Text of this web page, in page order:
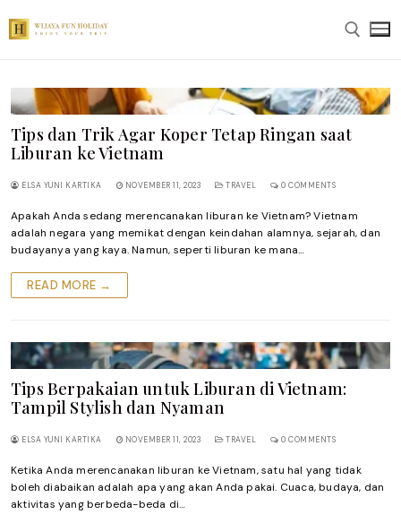
content
Search for:
Tips dan Trik Agar Koper Tetap Ringan saat
Liburan ke Vietnam
ELSA YUNI KARTIKA NOVEMBER 11, 2023 TRAVEL 0 COMMENTS
Apakah Anda sedang merencanakan liburan ke Vietnam? Vietnam
adalah negara yang memikat dengan keindahan alamnya, sejarah, dan
budayanya yang kaya. Namun, seperti liburan ke mana…
READ MORE →
Tips Berpakaian untuk Liburan di Vietnam:
Tampil Stylish dan Nyaman
ELSA YUNI KARTIKA NOVEMBER 11, 2023 TRAVEL 0 COMMENTS
Ketika Anda merencanakan liburan ke Vietnam, satu hal yang tidak
boleh diabaikan adalah apa yang akan Anda pakai. Cuaca, budaya, dan
aktivitas yang berbeda-beda di…